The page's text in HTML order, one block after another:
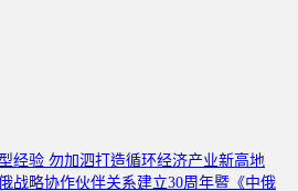
经验 勿加泗打造循环经济产业新高地
战略协作伙伴关系建立30周年暨《中俄